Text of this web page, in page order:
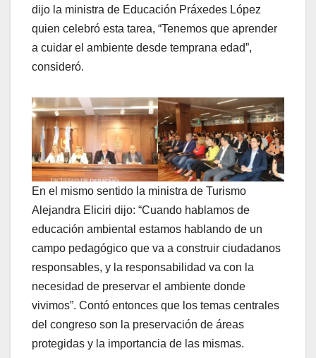
dijo la ministra de Educación Práxedes López
quien celebró esta tarea, “Tenemos que aprender
a cuidar el ambiente desde temprana edad”,
consideró.
En el mismo sentido la ministra de Turismo
Alejandra Eliciri dijo: “Cuando hablamos de
educación ambiental estamos hablando de un
campo pedagógico que va a construir ciudadanos
responsables, y la responsabilidad va con la
necesidad de preservar el ambiente donde
vivimos”. Contó entonces que los temas centrales
del congreso son la preservación de áreas
protegidas y la importancia de las mismas.